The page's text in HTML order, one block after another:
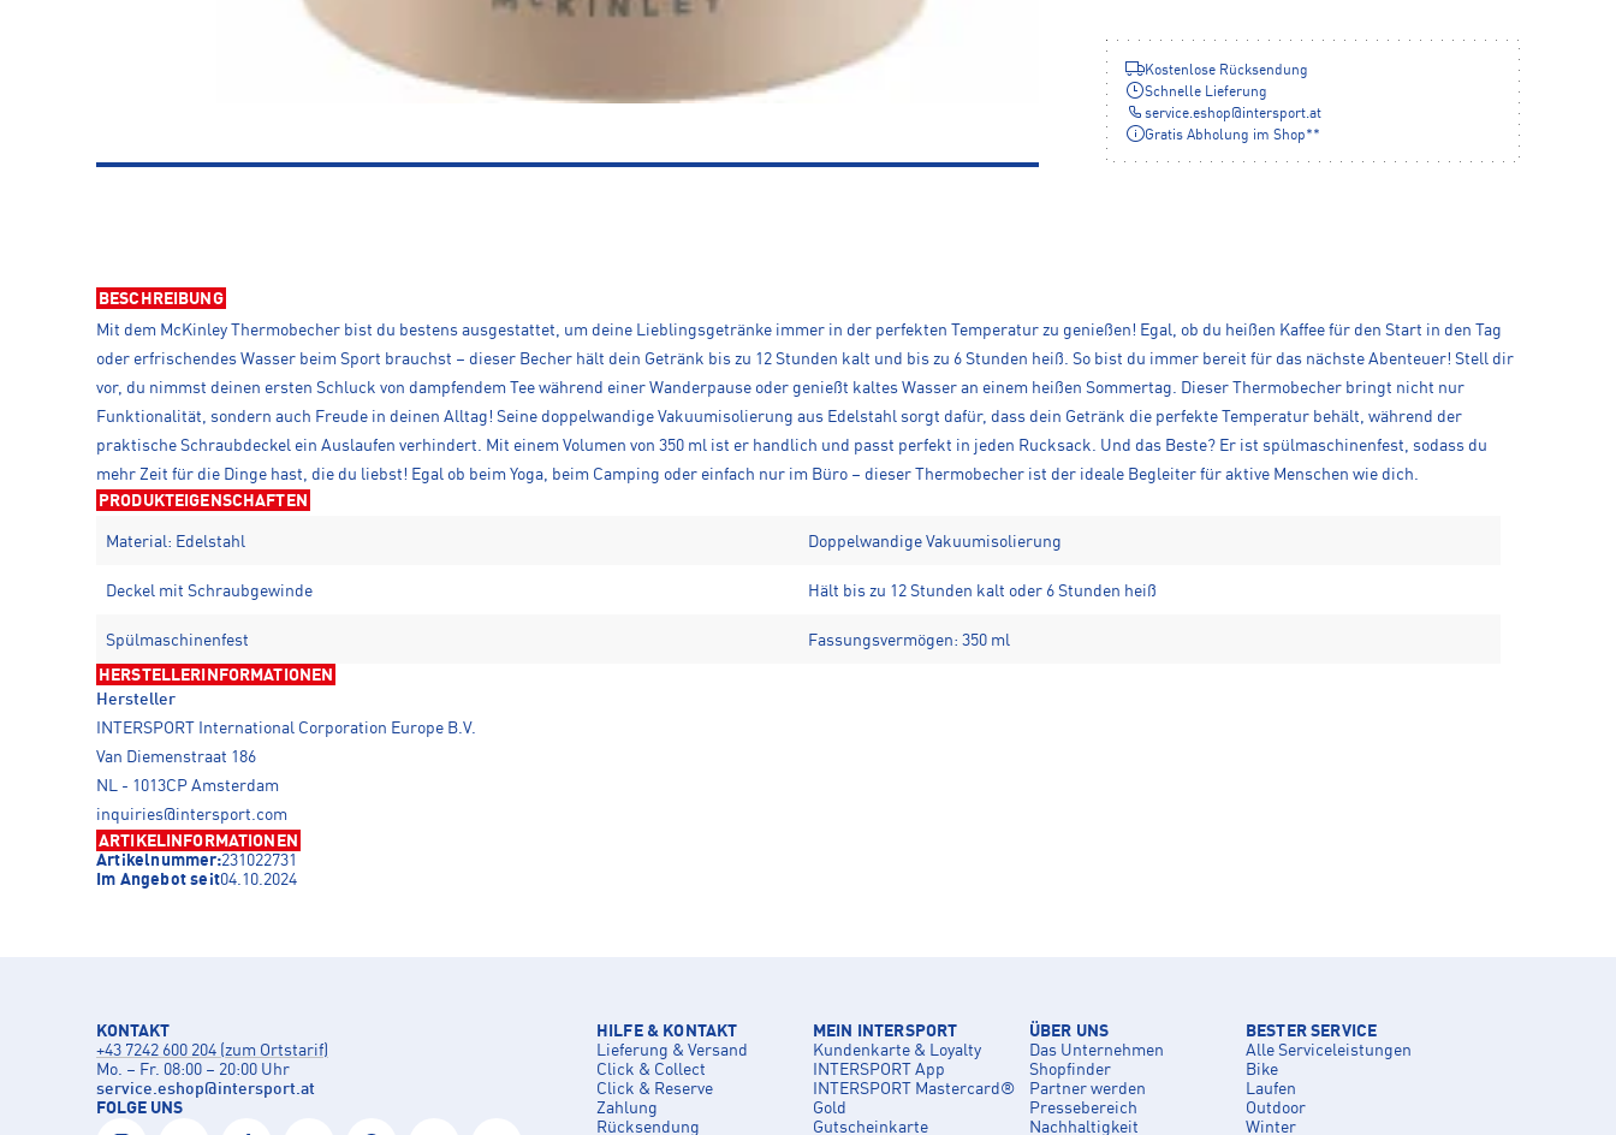
Kostenlose Rücksendung
Schnelle Lieferung
service.eshop@ intersport.at
Gratis Abholung im Shop**
BESCHREIBUNG
Mit dem McKinley Thermobecher bist du bestens ausgestattet, um deine Lieblingsgetränke immer in der perfekten Temperatur zu genießen! Egal, ob du heißen Kaffee für den Start in den Tag
oder erfrischendes Wasser beim Sport brauchst – dieser Becher hält dein Getränk bis zu 12 Stunden kalt und bis zu 6 Stunden heiß. So bist du immer bereit für das nächste Abenteuer! Stell dir
vor, du nimmst deinen ersten Schluck von dampfendem Tee während einer Wanderpause oder genießt kaltes Wasser an einem heißen Sommertag. Dieser Thermobecher bringt nicht nur
Funktionalität, sondern auch Freude in deinen Alltag! Seine doppelwandige Vakuumisolierung aus Edelstahl sorgt dafür, dass dein Getränk die perfekte Temperatur behält, während der
praktische Schraubdeckel ein Auslaufen verhindert. Mit einem Volumen von 350 ml ist er handlich und passt perfekt in jeden Rucksack. Und das Beste? Er ist spülmaschinenfest, sodass du
mehr Zeit für die Dinge hast, die du liebst! Egal ob beim Yoga, beim Camping oder einfach nur im Büro – dieser Thermobecher ist der ideale Begleiter für aktive Menschen wie dich.
PRODUKTEIGENSCHAFTEN
Material: Edelstahl Doppelwandige Vakuumisolierung
Deckel mit Schraubgewinde Hält bis zu 12 Stunden kalt oder 6 Stunden heiß
Spülmaschinenfest Fassungsvermögen: 350 ml
HERSTELLERINFORMATIONEN
Hersteller
INTERSPORT International Corporation Europe B.V.
Van Diemenstraat 186
NL - 1013CP Amsterdam
inquiries@intersport.com
ARTIKELINFORMATIONEN
Artikelnummer:231022731
Im Angebot seit04.10.2024
KONTAKT
+43 7242 600 204 (zum Ortstarif)
Mo. – Fr. 08:00 – 20:00 Uhr
service.eshop@intersport.at
FOLGE UNS
HILFE & KONTAKT
Lieferung & Versand
Click & Collect
Click & Reserve
Zahlung
Rücksendung
MEIN INTERSPORT
Kundenkarte & Loyalty
INTERSPORT App
INTERSPORT Mastercard®
Gold
Gutscheinkarte
ÜBER UNS
Das Unternehmen
Shopfinder
Partner werden
Pressebereich
Nachhaltigkeit
BESTER SERVICE
Alle Serviceleistungen
Bike
Laufen
Outdoor
Winter